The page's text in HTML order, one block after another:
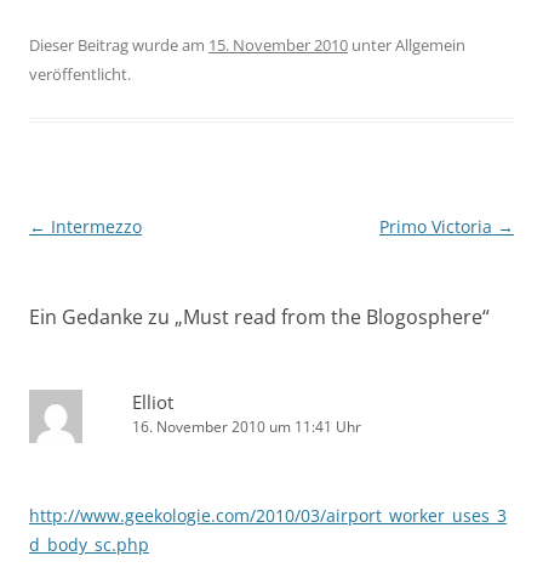
Dieser Beitrag wurde am 15. November 2010 unter Allgemein
veröffentlicht.
Beitragsnavigation
← Intermezzo Primo Victoria →
Ein Gedanke zu „Must read from the Blogosphere“
Elliot
16. November 2010 um 11:41 Uhr
http://www.geekologie.com/2010/03/airport_worker_uses_3
d_body_sc.php